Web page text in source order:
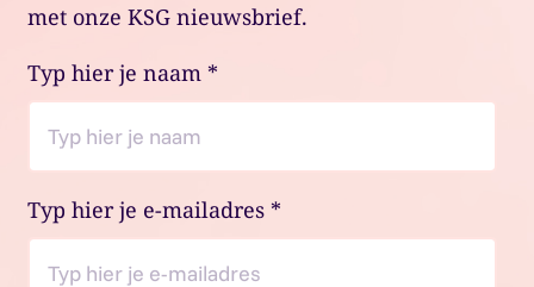
met onze KSG nieuwsbrief.
Typ hier je naam *
Typ hier je e-mailadres *